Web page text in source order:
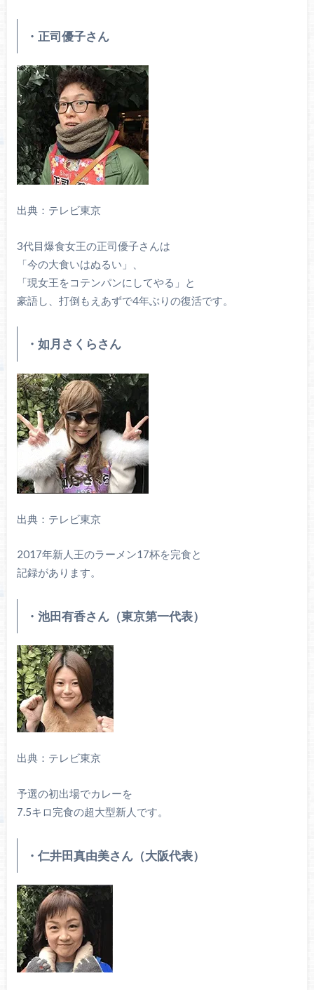
・正司優子さん
出典：テレビ東京
3代目爆食女王の正司優子さんは
「今の大食いはぬるい」、
「現女王をコテンパンにしてやる」と
豪語し、打倒もえあずで4年ぶりの復活です。
・如月さくらさん
出典：テレビ東京
2017年新人王のラーメン17杯を完食と
記録があります。
・池田有香さん（東京第一代表）
出典：テレビ東京
予選の初出場でカレーを
7.5キロ完食の超大型新人です。
・仁井田真由美さん（大阪代表）